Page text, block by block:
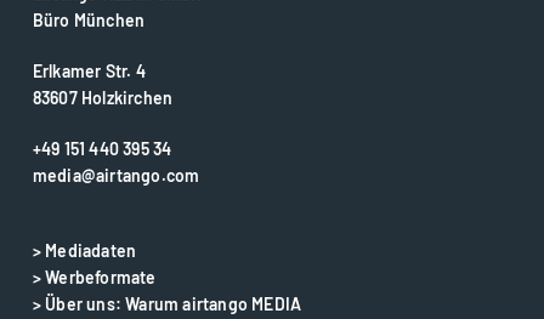
Büro München
Erlkamer Str. 4
83607 Holzkirchen
+49 151 440 395 34
media@airtango.com
> Mediadaten
> Werbeformate
> Über uns: Warum airtango MEDIA